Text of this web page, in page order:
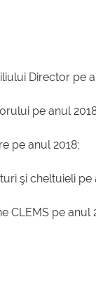
Director pe
pe anul
pe anul 2018;
şi cheltuieli pe
CLEMS pe anul